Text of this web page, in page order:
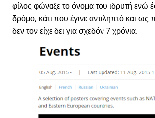
φίλος φώναξε το όνομα του ιδρυτή ενώ
δρόμο, κάτι που έγινε αντιληπτό και ως
δεν τον είχε δει για σχεδόν 7 χρόνια.